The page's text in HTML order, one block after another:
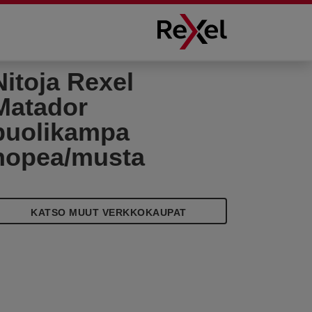
Rexel
musta
KATSO MUUT VERKKOKAUPAT